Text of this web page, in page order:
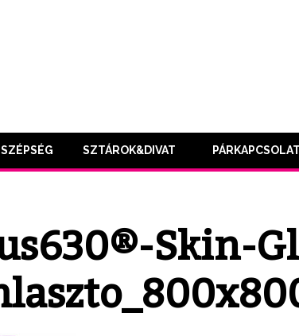
SZÉPSÉG SZTÁROK&DIVAT PÁRKAPCSOLAT
Skin-